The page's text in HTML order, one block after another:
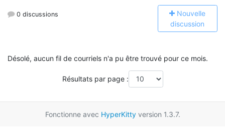
0 discussions Nouvelle
discussion
Désolé, aucun fil de courriels n'a pu être trouvé pour ce mois.
Résultats par page :
Fonctionne avec HyperKittyversion 1.3.7.